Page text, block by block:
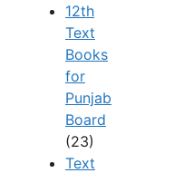
12th
Text
Books
for
Punjab
Board
(23)
Text